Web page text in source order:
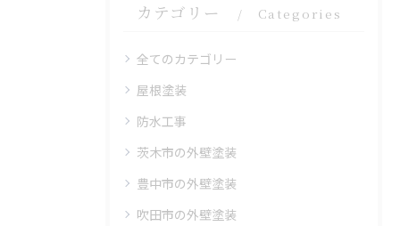
カテゴリー Categories
全てのカテゴリー
屋根塗装
防水工事
茨木市の外壁塗装
豊中市の外壁塗装
吹田市の外壁塗装